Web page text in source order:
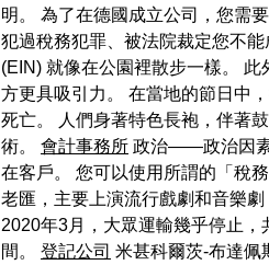
明。 為了在德國成立公司，您需
犯過稅務犯罪、被法院裁定您不
(EIN) 就像在公園裡散步一樣。
方更具吸引力。 在當地的節日中
死亡。 人們身著特色長袍，伴著
術。 會計事務所 政治——政治因
在客戶。 您可以使用所謂的「稅
老匯，主要上演流行戲劇和音樂
2020年3月，大眾運輸幾乎停止
間。 登記公司 米甚科爾茨-布達佩